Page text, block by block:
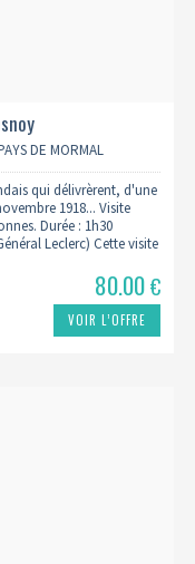
DE MORMAL
qui délivrèrent, d'une
1918... Visite
Durée : 1h30
Leclerc) Cette visite
80.00€
VOIR L’OFFRE